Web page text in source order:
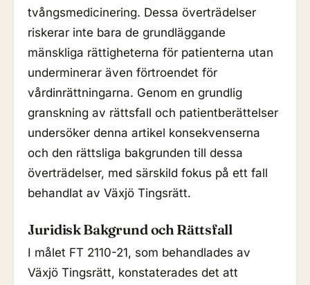
tvångsmedicinering. Dessa överträdelser
riskerar inte bara de grundläggande
mänskliga rättigheterna för patienterna utan
underminerar även förtroendet för
vårdinrättningarna. Genom en grundlig
granskning av rättsfall och patientberättelser
undersöker denna artikel konsekvenserna
och den rättsliga bakgrunden till dessa
överträdelser, med särskild fokus på ett fall
behandlat av Växjö Tingsrätt.
Juridisk Bakgrund och Rättsfall
I målet FT 2110-21, som behandlades av
Växjö Tingsrätt, konstaterades det att